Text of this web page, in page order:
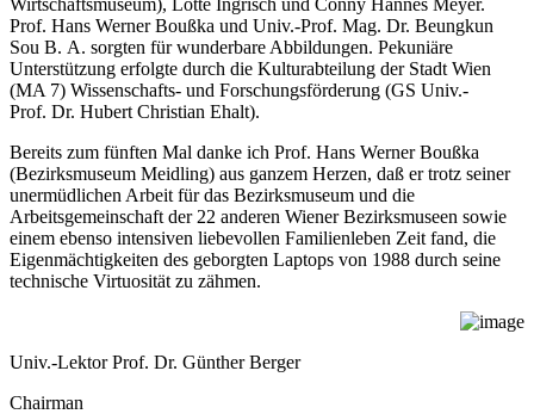
Wirtschaftsmuseum), Lotte Ingrisch und Conny Hannes Meyer.
Prof. Hans Werner Boußka und Univ.-Prof. Mag. Dr. Beungkun
Sou B. A. sorgten für wunderbare Abbildungen. Pekuniäre
Unterstützung erfolgte durch die Kulturabteilung der Stadt Wien
(MA 7) Wissenschafts- und Forschungsförderung (GS Univ.-
Prof. Dr. Hubert Christian Ehalt).
Bereits zum fünften Mal danke ich Prof. Hans Werner Boußka
(Bezirksmuseum Meidling) aus ganzem Herzen, daß er trotz seiner
unermüdlichen Arbeit für das Bezirksmuseum und die
Arbeitsgemeinschaft der 22 anderen Wiener Bezirksmuseen sowie
einem ebenso intensiven liebevollen Familienleben Zeit fand, die
Eigenmächtigkeiten des geborgten Laptops von 1988 durch seine
technische Virtuosität zu zähmen.
Univ.-Lektor Prof. Dr. Günther Berger
Chairman